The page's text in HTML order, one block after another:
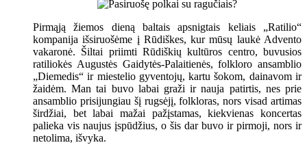
Pirmąją žiemos dieną baltais apsnigtais keliais „Ratilio“
kompanija išsiruošėme į Rūdiškes, kur mūsų laukė Advento
vakaronė. Šiltai priimti Rūdiškių kultūros centro, buvusios
ratiliokės Augustės Gaidytės-Palaitienės, folkloro ansamblio
„Diemedis“ ir miestelio gyventojų, kartu šokom, dainavom ir
žaidėm. Man tai buvo labai graži ir nauja patirtis, nes prie
ansamblio prisijungiau šį rugsėjį, folkloras, nors visad artimas
širdžiai, bet labai mažai pažįstamas, kiekvienas koncertas
palieka vis naujus įspūdžius, o šis dar buvo ir pirmoji, nors ir
netolima, išvyka.